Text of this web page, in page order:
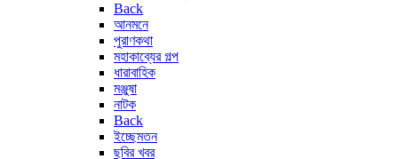
Back
আনমনে
পুরাণকথা
মহাকাব্যের গল্প
ধারাবাহিক
মঞ্জুষা
নাটক
Back
ইচ্ছেমতন
ছবির খবর